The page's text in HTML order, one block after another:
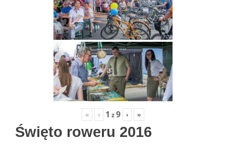
« ‹ 1 z9 › »
Święto roweru 2016